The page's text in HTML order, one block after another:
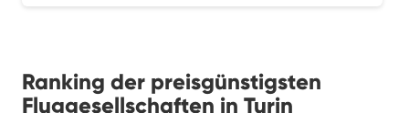
Ranking der preisgünstigsten
Fluggesellschaften in Turin